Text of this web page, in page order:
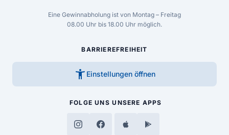
Eine Gewinnabholung ist von Montag – Freitag
08.00 Uhr bis 18.00 Uhr möglich.
BARRIEREFREIHEIT
accessibility_new Einstellungen öffnen
FOLGE UNS UNSERE APPS